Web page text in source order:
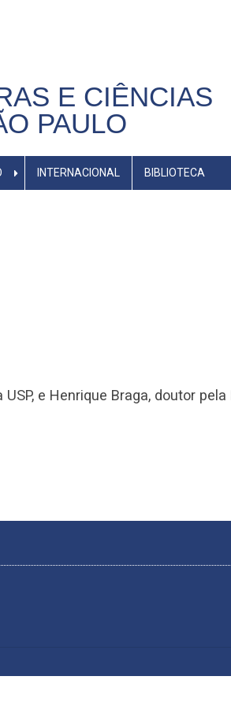
E CIÊNCIAS
PAULO
INTERNACIONAL BIBLIOTECA
e Henrique Braga, doutor pela